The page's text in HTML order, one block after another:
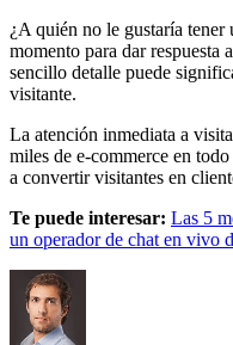
¿A quién no le gustaría
momento para dar respuesta
sencillo detalle puede
visitante.
La atención inmediata a
miles de e-commerce en
a convertir visitantes en
Te puede interesar: Las 5
un operador de chat en vivo